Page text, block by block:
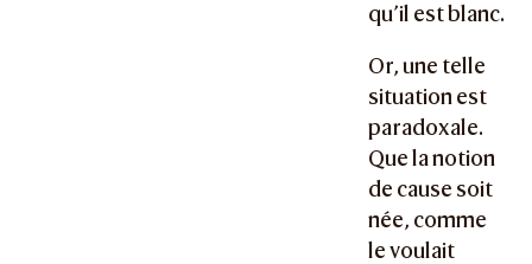
qu’il est blanc.
Or, une telle
situation est
paradoxale.
Que la notion
de cause soit
née, comme
le voulait